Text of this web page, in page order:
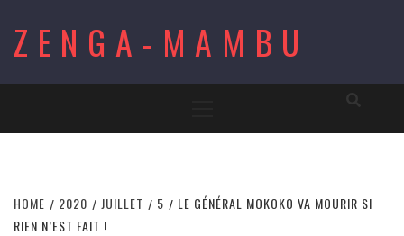
content
ZENGA-MAMBU
HOME 2020 JUILLET 5
LE GÉNÉRAL MOKOKO VA MOURIR SI
RIEN N’EST FAIT !